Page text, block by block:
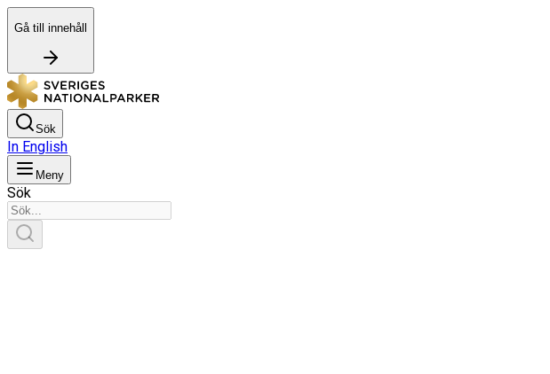
Gå till innehåll
Sök
In English
Meny
Sök